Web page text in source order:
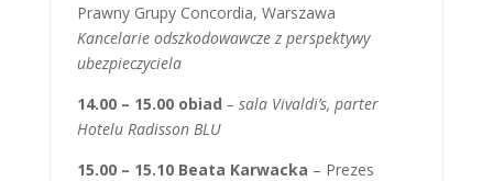
Prawny Grupy Concordia, Warszawa
Kancelarie odszkodowawcze z perspektywy
ubezpieczyciela
14.00 – 15.00 obiad – sala Vivaldi’s, parter
Hotelu Radisson BLU
15.00 – 15.10 Beata Karwacka – Prezes